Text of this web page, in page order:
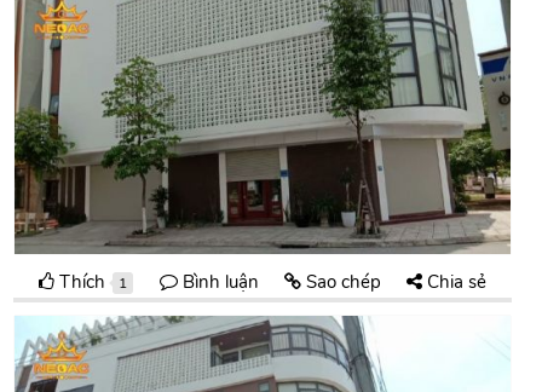
Thích 1 Bình luận Sao chép Chia sẻ